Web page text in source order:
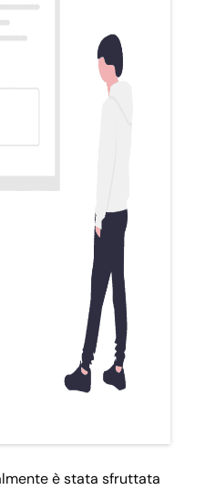
è stata sfruttata